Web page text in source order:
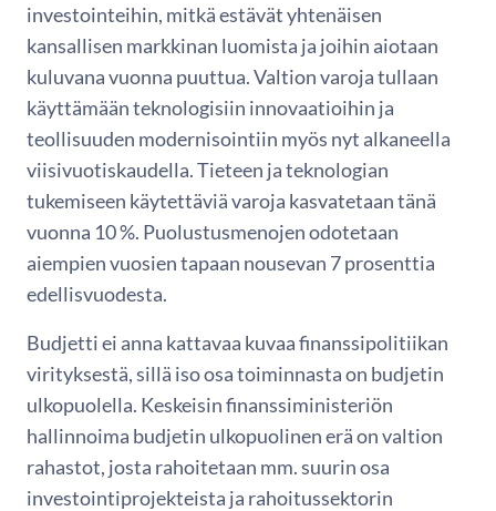
investointeihin, mitkä estävät yhtenäisen
kansallisen markkinan luomista ja joihin aiotaan
kuluvana vuonna puuttua. Valtion varoja tullaan
käyttämään teknologisiin innovaatioihin ja
teollisuuden modernisointiin myös nyt alkaneella
viisivuotiskaudella. Tieteen ja teknologian
tukemiseen käytettäviä varoja kasvatetaan tänä
vuonna 10 %. Puolustusmenojen odotetaan
aiempien vuosien tapaan nousevan 7 prosenttia
edellisvuodesta.
Budjetti ei anna kattavaa kuvaa finanssipolitiikan
virityksestä, sillä iso osa toiminnasta on budjetin
ulkopuolella. Keskeisin finanssiministeriön
hallinnoima budjetin ulkopuolinen erä on valtion
rahastot, josta rahoitetaan mm. suurin osa
investointiprojekteista ja rahoitussektorin